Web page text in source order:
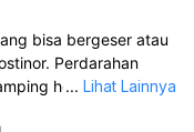
bisa bergeser atau
Perdarahan
hormon, bukan
... Lihat Lainnya